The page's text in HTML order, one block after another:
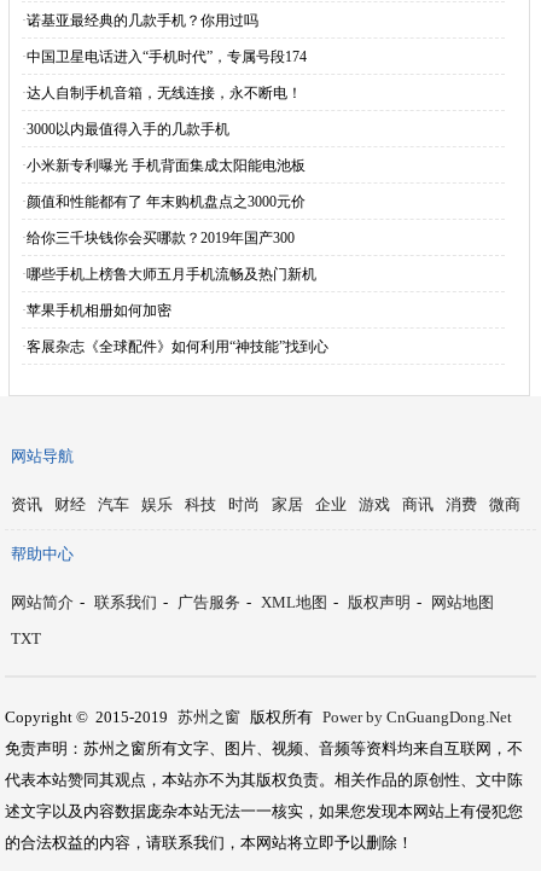
·诺基亚最经典的几款手机？你用过吗
·中国卫星电话进入“手机时代”，专属号段174
·达人自制手机音箱，无线连接，永不断电！
·3000以内最值得入手的几款手机
·小米新专利曝光 手机背面集成太阳能电池板
·颜值和性能都有了 年末购机盘点之3000元价
·给你三千块钱你会买哪款？2019年国产300
·哪些手机上榜鲁大师五月手机流畅及热门新机
·苹果手机相册如何加密
·客展杂志《全球配件》如何利用“神技能”找到心
网站导航
资讯 财经 汽车 娱乐 科技 时尚 家居 企业 游戏 商讯 消费 微商
帮助中心
网站简介 - 联系我们 - 广告服务 - XML地图 - 版权声明 -
网站地图
TXT
Copyright © 2015-2019 苏州之窗 版权所有 Power by CnGuangDong.Net
免责声明：苏州之窗所有文字、图片、视频、音频等资料均来自互联网，不
代表本站赞同其观点，本站亦不为其版权负责。相关作品的原创性、文中陈
述文字以及内容数据庞杂本站无法一一核实，如果您发现本网站上有侵犯您
的合法权益的内容，请联系我们，本网站将立即予以删除！